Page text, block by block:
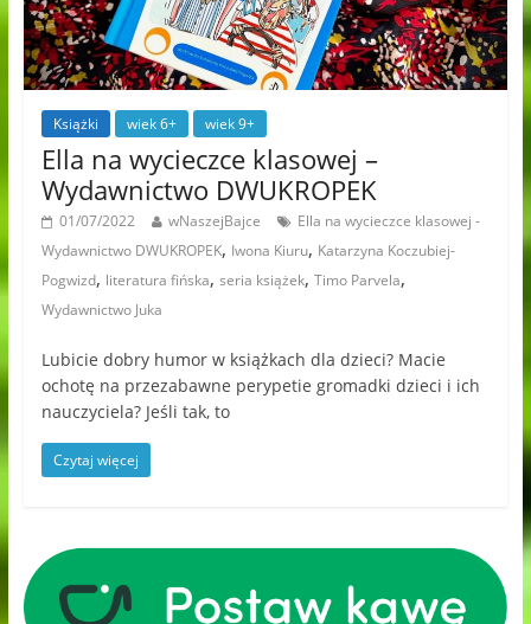
Książki wiek 6+ wiek 9+
Ella na wycieczce klasowej –
Wydawnictwo DWUKROPEK
01/07/2022 wNaszejBajce
Ella na wycieczce klasowej -
Wydawnictwo DWUKROPEK, Iwona Kiuru, Katarzyna Koczubiej-
Pogwizd, literatura fińska, seria książek, Timo Parvela,
Wydawnictwo Juka
Lubicie dobry humor w książkach dla dzieci? Macie
ochotę na przezabawne perypetie gromadki dzieci i ich
nauczyciela? Jeśli tak, to
Czytaj więcej